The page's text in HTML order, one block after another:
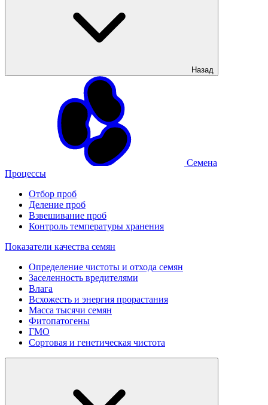
Назад
Семена
Процессы
Отбор проб
Деление проб
Взвешивание проб
Контроль температуры хранения
Показатели качества семян
Определение чистоты и отхода семян
Заселенность вредителями
Влага
Всхожесть и энергия прорастания
Масса тысячи семян
Фитопатогены
ГМО
Сортовая и генетическая чистота